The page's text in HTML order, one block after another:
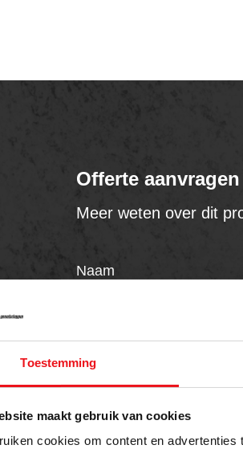
Toestemming
maakt gebruik van cookies
cookies om content en
Offerte aanvragen
Meer weten over dit
Naam